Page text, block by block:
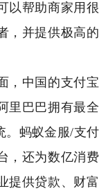
以帮助商家用很
，并提供极高的
中国的支付宝
里巴巴拥有最全
。蚂蚁金服/支付
，还为数亿消费
提供贷款、财富